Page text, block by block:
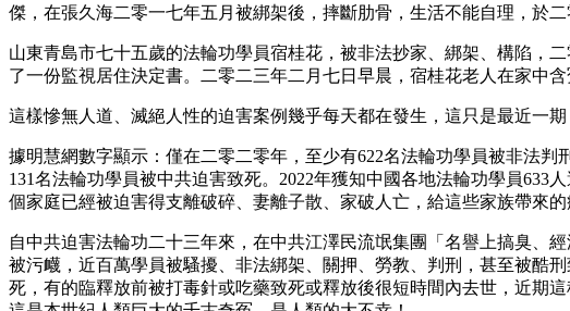
傑，在張久海二零一七年五月被綁架後，摔斷肋骨，生活不能自理，於二
山東青島市七十五歲的法輪功學員宿桂花，被非法抄家、綁架、構陷，
了一份監視居住決定書。二零二三年二月七日早晨，宿桂花老人在家中含
這樣慘無人道、滅絕人性的迫害案例幾乎每天都在發生，這只是最近一
據明慧網數字顯示：僅在二零二零年，至少有622名法輪功學員被非法判
131名法輪功學員被中共迫害致死。2022年獲知中國各地法輪功學員633
個家庭已經被迫害得支離破碎、妻離子散、家破人亡，給這些家族帶來的
自中共迫害法輪功二十三年來，在中共江澤民流氓集團「名譽上搞臭、
被污衊，近百萬學員被騷擾、非法綁架、關押、勞教、判刑，甚至被酷
死，有的臨釋放前被打毒針或吃藥致死或釋放後很短時間內去世，近期